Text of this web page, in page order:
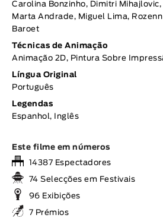
Carolina Bonzinho, Dimitri
Marta Andrade, Miguel Lima,
Baroet
Técnicas de Animação
Animação 2D, Pintura Sobre
Língua Original
Português
Legendas
Espanhol, Inglês
Este filme em números
14387 Espectadores
74 Selecções em Festivais
96 Exibições
7 Prémios